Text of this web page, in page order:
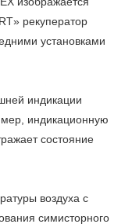
рекуператор
установками
индикации
индикационную
состояние
воздуха с
симисторного